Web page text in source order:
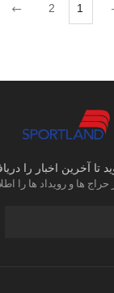
1
2
آخرین اخبار را
ها و رویداد ها را